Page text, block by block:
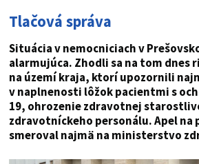
Tlačová správa
Situácia v nemocniciach v
alarmujúca. Zhodli sa na tom dnes
na území kraja, ktorí upozornili
v naplnenosti lôžok pacientmi s
19, ohrozenie zdravotnej
zdravotníckeho personálu. Apel
smeroval najmä na ministerstvo